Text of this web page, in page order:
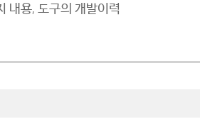
내용, 도구의 개발이력